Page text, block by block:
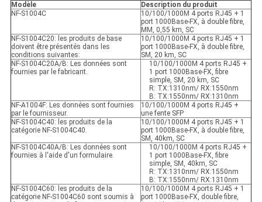
Modèle
Description du produit
NF-S1004C
10/100/1000M 4 ports RJ45 + 1
port 1000Base-FX, à double fibre,
MM, 0,55 km, SC
NF-S1004C20: les produits de base
doivent être présentés dans les
conditions suivantes:
10/100/1000M 4 ports RJ45 + 1
port 1000Base-FX, à double fibre,
SM, 20 km, SC
NF-S1004C20A/B: Les données sont
fournies par le fabricant.
10/100/1000M 4 ports RJ45 +
1 port 1000Base-FX, fibre
simple, SM, 20 km, SC
R: TX:1310nm/ RX:1550nm
B: TX:1550nm/ RX:1310nm
NF-A1004F: Les données sont fournies
par le fournisseur.
10/100/1000M 4 ports RJ45 +
une fente SFP
NF-S1004C40: les produits de la
catégorie NF-S1004C40.
10/100/1000M 4 ports RJ45 + 1
port 1000Base-FX, à double fibre,
SM, 40km, SC
NF-S1004C40A/B: Les données sont
fournies à l'aide d'un formulaire.
10/100/1000M 4 ports RJ45 +
1 port 1000Base-FX, fibre
simple, SM, 40km, SC
R: TX:1310nm/ RX:1550nm
B: TX:1550nm/ RX:1310nm
NF-S1004C60: les produits de la
catégorie NF-S1004C60 sont soumis à
10/100/1000M 4 ports RJ45 + 1
port 1000Base-FX, double fibre,